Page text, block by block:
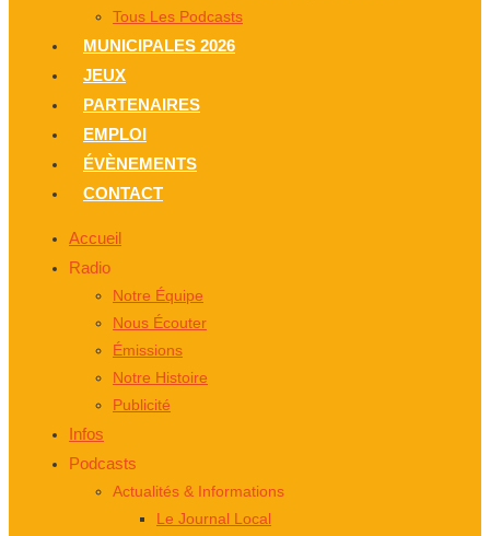
Tous Les Podcasts
MUNICIPALES 2026
JEUX
PARTENAIRES
EMPLOI
ÉVÈNEMENTS
CONTACT
Accueil
Radio
Notre Équipe
Nous Écouter
Émissions
Notre Histoire
Publicité
Infos
Podcasts
Actualités & Informations
Le Journal Local